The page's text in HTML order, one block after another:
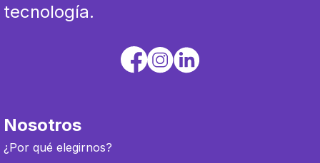
tecnología.
Nosotros
¿Por qué elegirnos?